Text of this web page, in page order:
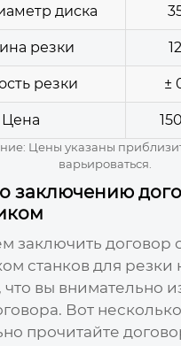
диска
резки
резки ±
Цена
Цены указаны
варьироваться.
заключению
заключить договор
станков для резки
что вы внимательно
Вот
прочитайте